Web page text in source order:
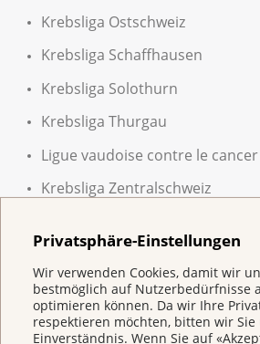
Privatsphäre-Einstellungen
Wir verwenden Cookies, damit wir
bestmöglich auf Nutzerbedürfnisse
optimieren können. Da wir Ihre
respektieren möchten, bitten wir
Einverständnis. Wenn Sie auf
Krebsliga Ostschweiz
Krebsliga Schaffhausen
Krebsliga Solothurn
Krebsliga Thurgau
Ligue vaudoise contre le cancer
Krebsliga Zentralschweiz